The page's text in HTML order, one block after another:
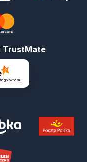
TrustMate
okresu